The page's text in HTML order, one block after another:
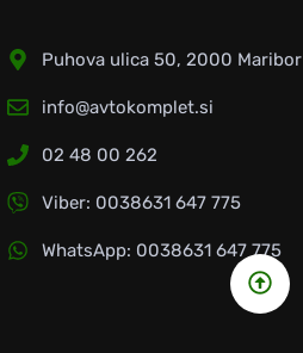
Puhova ulica 50, 2000 Maribor
info@avtokomplet.si
02 48 00 262
Viber: 0038631 647 775
WhatsApp: 0038631 647 775